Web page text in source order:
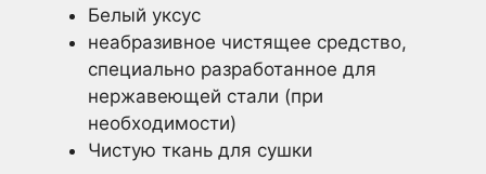
Белый уксус
неабразивное чистящее средство,
специально разработанное для
нержавеющей стали (при
необходимости)
Чистую ткань для сушки